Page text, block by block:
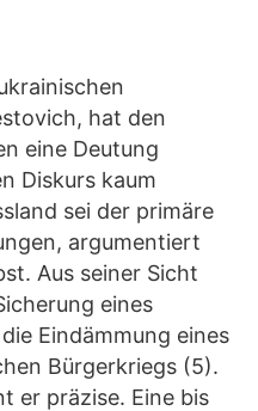
hat den
eine Deutung
Diskurs kaum
sei der primäre
argumentiert
Aus seiner Sicht
eines
Eindämmung eines
Bürgerkriegs (5).
er präzise. Eine bis